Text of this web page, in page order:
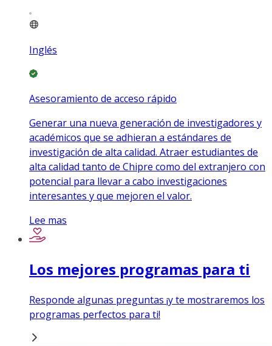
Inglés
Asesoramiento de acceso rápido
Generar una nueva generación de investigadores y
académicos que se adhieran a estándares de
investigación de alta calidad. Atraer estudiantes de
alta calidad tanto de Chipre como del extranjero con
potencial para llevar a cabo investigaciones
interesantes y que mejoren el valor.
Lee mas
Los mejores programas para ti
Responde algunas preguntas ¡y te mostraremos los
programas perfectos para ti!